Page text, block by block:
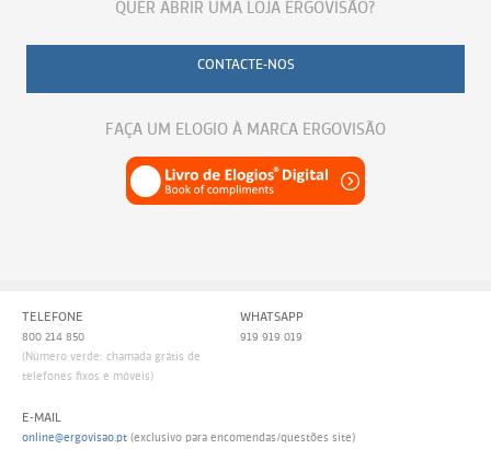
QUER ABRIR UMA LOJA ERGOVISÃO?
CONTACTE-NOS
FAÇA UM ELOGIO À MARCA ERGOVISÃO
TELEFONE
800 214 850
(Número verde: chamada grátis de
telefones fixos e móveis)
WHATSAPP
919 919 019
E-MAIL
online@ergovisao.pt (exclusivo para encomendas/questões site)